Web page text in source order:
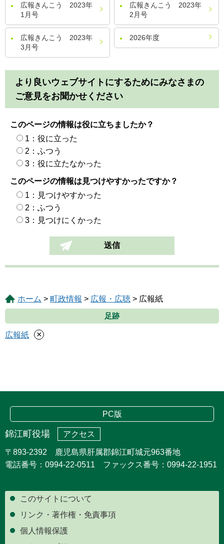
広報きんこう 2023年
1月号
広報きんこう 2023年
2月号
広報きんこう 2023年
3月号
2026年度
より良いウェブサイトにするためにみなさまの
ご意見をお聞かせください
このページの情報は役に立ちましたか？
1：役に立った
2：ふつう
3：役に立たなかった
このページの情報は見つけやすかったですか？
1：見つけやすかった
2：ふつう
3：見つけにくかった
ホーム > 町政情報 > 広報・広聴 > 広報紙
足跡
広報紙 ×
PC版
錦江町役場 アクセス
〒893-2392 鹿児島県肝属郡錦江町城元963番地
電話番号：0994-22-0511 ファックス番号：0994-22-1951
このサイトについて
リンク・著作権・免責事項
個人情報保護